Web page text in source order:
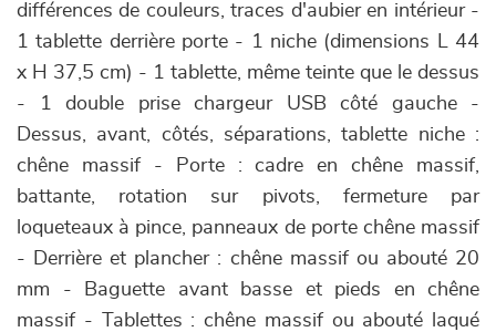
différences de couleurs, traces d'aubier en intérieur -
1 tablette derrière porte - 1 niche (dimensions L 44
x H 37,5 cm) - 1 tablette, même teinte que le dessus
- 1 double prise chargeur USB côté gauche -
Dessus, avant, côtés, séparations, tablette niche :
chêne massif - Porte : cadre en chêne massif,
battante, rotation sur pivots, fermeture par
loqueteaux à pince, panneaux de porte chêne massif
- Derrière et plancher : chêne massif ou abouté 20
mm - Baguette avant basse et pieds en chêne
massif - Tablettes : chêne massif ou abouté laqué